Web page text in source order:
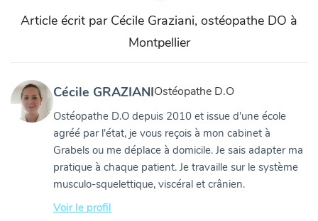
Article écrit par Cécile Graziani, ostéopathe DO à
Montpellier
Cécile GRAZIANIOstéopathe D.O
Ostéopathe D.O depuis 2010 et issue d'une école
agréé par l'état, je vous reçois à mon cabinet à
Grabels ou me déplace à domicile. Je sais adapter ma
pratique à chaque patient. Je travaille sur le système
musculo-squelettique, viscéral et crânien.
Voir le profil